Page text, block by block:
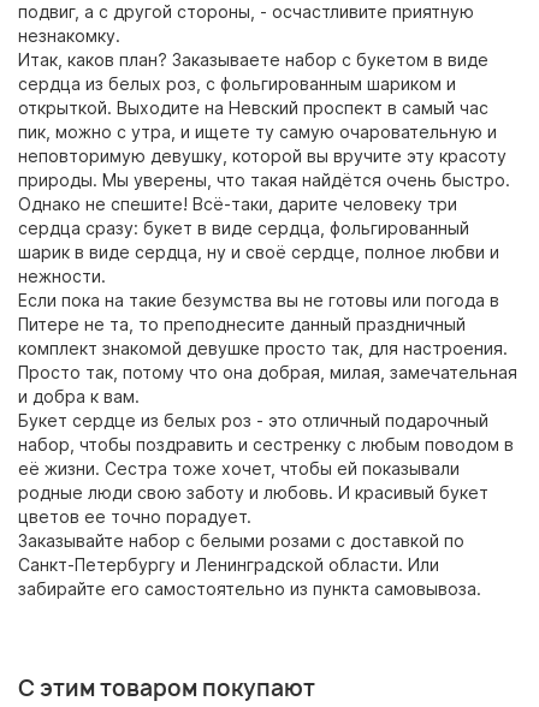
подвиг, а с другой стороны, - осчастливите приятную
незнакомку.
Итак, каков план? Заказываете набор с букетом в виде
сердца из белых роз, с фольгированным шариком и
открыткой. Выходите на Невский проспект в самый час
пик, можно с утра, и ищете ту самую очаровательную и
неповторимую девушку, которой вы вручите эту красоту
природы. Мы уверены, что такая найдётся очень быстро.
Однако не спешите! Всё-таки, дарите человеку три
сердца сразу: букет в виде сердца, фольгированный
шарик в виде сердца, ну и своё сердце, полное любви и
нежности.
Если пока на такие безумства вы не готовы или погода в
Питере не та, то преподнесите данный праздничный
комплект знакомой девушке просто так, для настроения.
Просто так, потому что она добрая, милая, замечательная
и добра к вам.
Букет сердце из белых роз - это отличный подарочный
набор, чтобы поздравить и сестренку с любым поводом в
её жизни. Сестра тоже хочет, чтобы ей показывали
родные люди свою заботу и любовь. И красивый букет
цветов ее точно порадует.
Заказывайте набор с белыми розами с доставкой по
Санкт-Петербургу и Ленинградской области. Или
забирайте его самостоятельно из пункта самовывоза.
С этим товаром покупают